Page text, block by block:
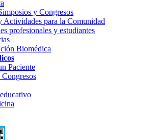
y Congresos
Actividades para la Comunidad
profesionales y estudiantes
Biomédica
Paciente